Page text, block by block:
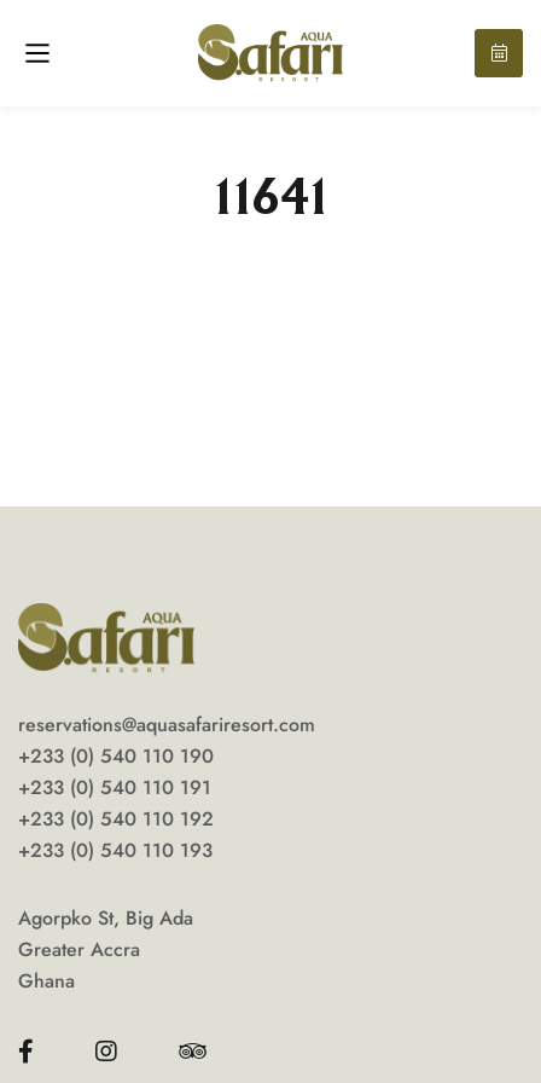
11641
reservations@aquasafariresort.com
+233 (0) 540 110 190
+233 (0) 540 110 191
+233 (0) 540 110 192
+233 (0) 540 110 193
Agorpko St, Big Ada
Greater Accra
Ghana